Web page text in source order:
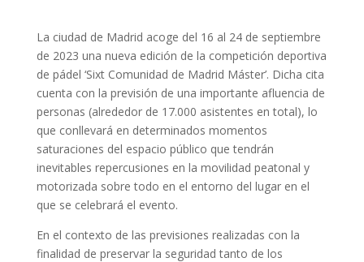
La ciudad de Madrid acoge del 16 al 24 de septiembre
de 2023 una nueva edición de la competición deportiva
de pádel ‘Sixt Comunidad de Madrid Máster’. Dicha cita
cuenta con la previsión de una importante afluencia de
personas (alrededor de 17.000 asistentes en total), lo
que conllevará en determinados momentos
saturaciones del espacio público que tendrán
inevitables repercusiones en la movilidad peatonal y
motorizada sobre todo en el entorno del lugar en el
que se celebrará el evento.
En el contexto de las previsiones realizadas con la
finalidad de preservar la seguridad tanto de los